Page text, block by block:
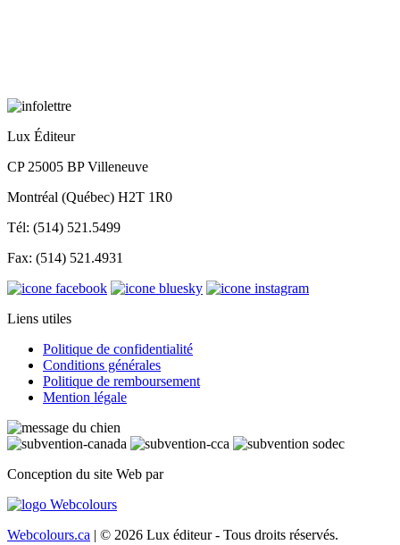
Lux Éditeur
CP 25005 BP Villeneuve
Montréal (Québec) H2T 1R0
Tél: (514) 521.5499
Fax: (514) 521.4931
Liens utiles
Politique de confidentialité
Conditions générales
Politique de remboursement
Mention légale
Conception du site Web par
Webcolours.ca | © 2026 Lux éditeur - Tous droits réservés.